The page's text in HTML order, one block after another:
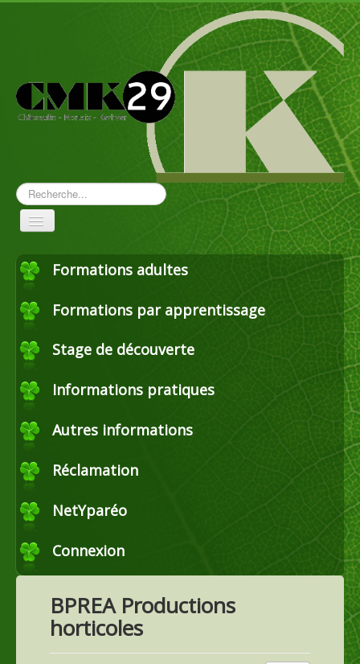
Rechercher
Toggle
Navigation
Aménagement paysager
Commerce
Formations adultes
Formations par apprentissage
Stage de découverte
Informations pratiques
Autres informations
Réclamation
NetYparéo
Connexion
BPREA Productions
horticoles